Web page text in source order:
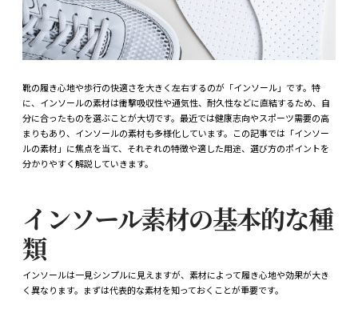
靴の履き心地や歩行の快適さを大きく左右するのが「インソール」です。特
に、インソールの素材は衝撃吸収性や通気性、耐久性などに直結するため、自
分に合ったものを選ぶことが大切です。最近では健康志向やスポーツ需要の高
まりもあり、インソールの素材も多様化しています。この記事では「インソー
ルの素材」に焦点を当て、それぞれの特徴や適した用途、選び方のポイントを
分かりやすく解説していきます。
インソール素材の基本的な種
類
インソールは一見シンプルに見えますが、素材によって履き心地や効果が大き
く異なります。まずは代表的な素材を知っておくことが重要です。